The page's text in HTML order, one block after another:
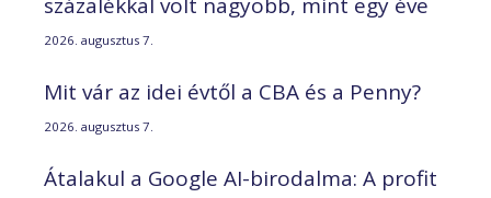
2026. augusztus 7.
Mit vár az idei évtől a CBA és a Penny?
2026. augusztus 7.
Átalakul a Google AI-birodalma: A profit